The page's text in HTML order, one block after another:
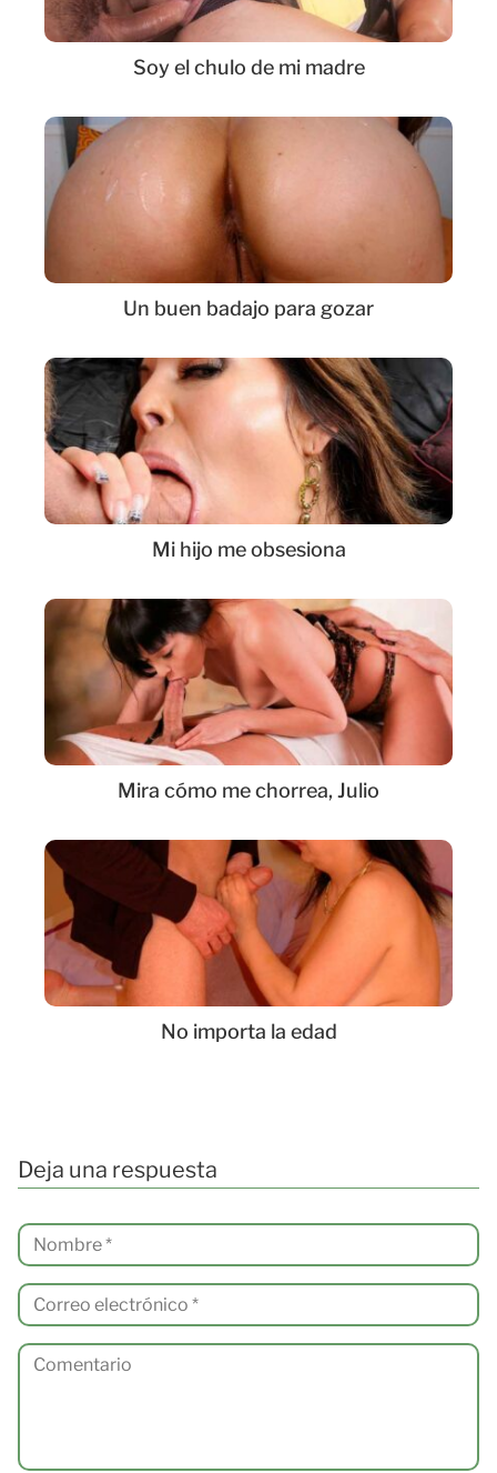
Soy el chulo de mi madre
Un buen badajo para gozar
Mi hijo me obsesiona
Mira cómo me chorrea, Julio
No importa la edad
Deja una respuesta